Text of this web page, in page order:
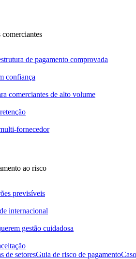
comerciantes
de pagamento comprovada
confiança
comerciantes de alto volume
fornecedor
ao risco
previsíveis
internacional
gestão cuidadosa
de setoresGuia de risco de pagamento